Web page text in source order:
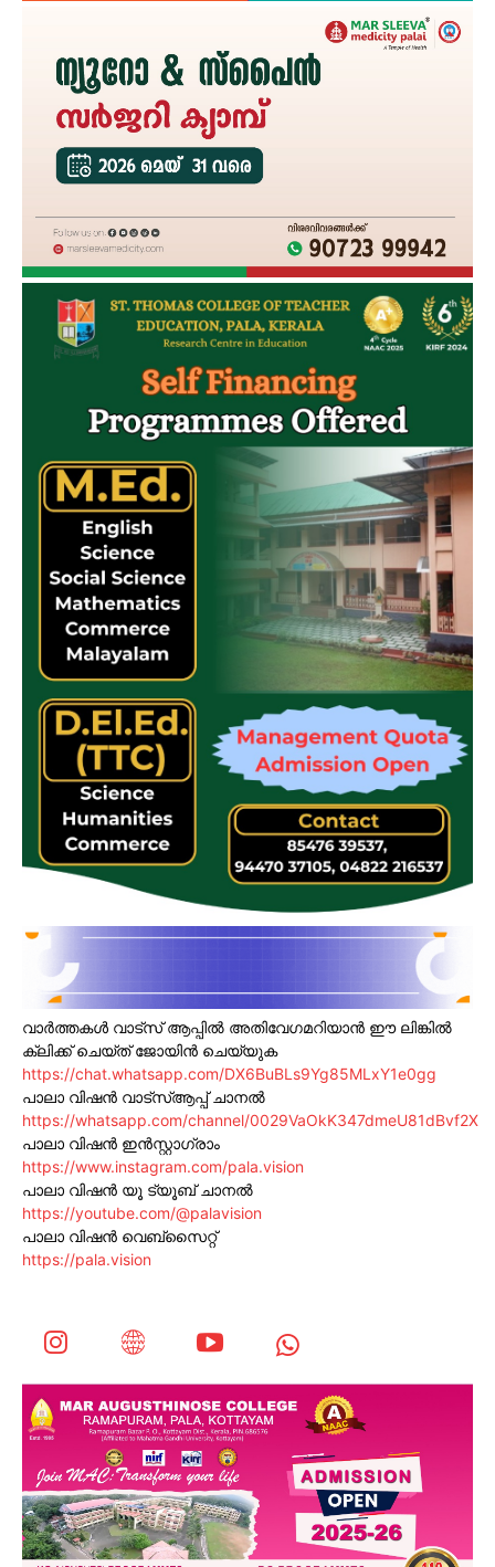
വാർത്തകൾ വാട്സ് ആപ്പിൽ അതിവേഗമറിയാൻ ഈ ലിങ്കിൽ
ക്ലിക്ക് ചെയ്ത് ജോയിൻ ചെയ്യുക
https://chat.whatsapp.com/DX6BuBLs9Yg85MLxY1e0gg
പാലാ വിഷൻ വാട്സ്ആപ്പ് ചാനൽ
https://whatsapp.com/channel/0029VaOkK347dmeU81dBvf2X
പാലാ വിഷൻ ഇൻസ്റ്റാഗ്രാം
https://www.instagram.com/pala.vision
പാലാ വിഷൻ യൂ ട്യൂബ് ചാനൽ
https://youtube.com/@palavision
പാലാ വിഷൻ വെബ്സൈറ്റ്
https://pala.vision